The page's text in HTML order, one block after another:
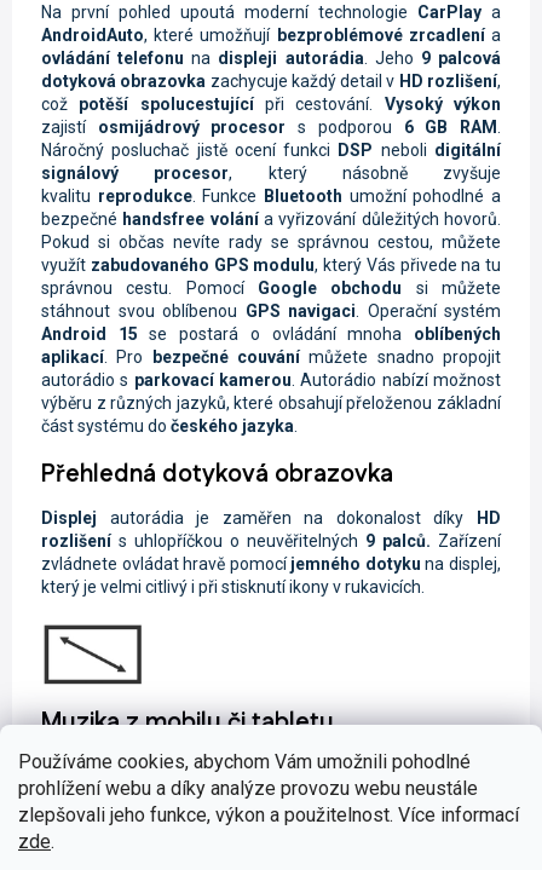
Používáme cookies, abychom Vám umožnili pohodlné
prohlížení webu a díky analýze provozu webu neustále
zlepšovali jeho funkce, výkon a použitelnost. Více informací
zde.
Na první pohled upoutá moderní technologie CarPlay a
AndroidAuto, které umožňují bezproblémové zrcadlenía
ovládání telefonu na displeji autorádia . Jeho 9 palcová
dotyková obrazovka zachycuje každý detail v HD rozlišení,
což potěší spolucestujícípři cestování. Vysoký výkon
zajistí osmijádrový procesor s podporou 6 GB RAM
Náročný posluchač jistě ocení funkci
DSP neboli digitální
signálový procesor, který násobně zvyšuje
kvalitu reprodukce. Funkce Bluetooth umožní pohodlné a
bezpečné handsfree volánía vyřizování důležitých hovorů.
Pokud si občas nevíte rady se správnou cestou, můžete
využít zabudovaného GPS modulu, který Vás přivede na tu
správnou cestu. PomocíGoogle obchodu si můžete
stáhnout svou oblíbenou GPS navigaci . Operační systém
Android 15 se postará o ovládání mnoha oblíbených
aplikací. Pro bezpečné couvánímůžete snadno propojit
autorádio s parkovací kamerou . Autorádio nabízí možnost
výběru z různých jazyků, které obsahují přeloženou základní
část systému do českého jazyka
Přehledná dotyková obrazovka
Displej autorádia je zaměřen na dokonalost díky
HD
rozlišenís uhlopříčkou o neuvěřitelných 9 palců. Zařízení
zvládnete ovládat hravě pomocíjemného dotyku na displej,
který je velmi citlivý i při stisknutí ikony v rukavicích.
Muzika z mobilu či tabletu
Při poslechu oblíbené skladby během cestování se čas Vaší
jízdy neuvěřitelně zkrátí. Díky širokému spektru možnosti
připojení nebudete odkázáni pouze na rozhlasové vysílání.
Svou oblíbenou hudbu a videa můžete sdílet pomocí